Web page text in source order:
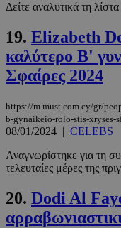
Δείτε αναλυτικά τη
19. Elizabeth
καλύτερο Β'
Σφαίρες 2024
https://m.must.com.cy/gr/
b-gynaikeio-rolo-stis-xryses-
08/01/2024 | CELEBS
Αναγνωρίστηκε για τη
τελευταίες μέρες της
20. Dodi Al
Τα απολύτως
βασικές
Ο ιστότοπος
χωρίς τα